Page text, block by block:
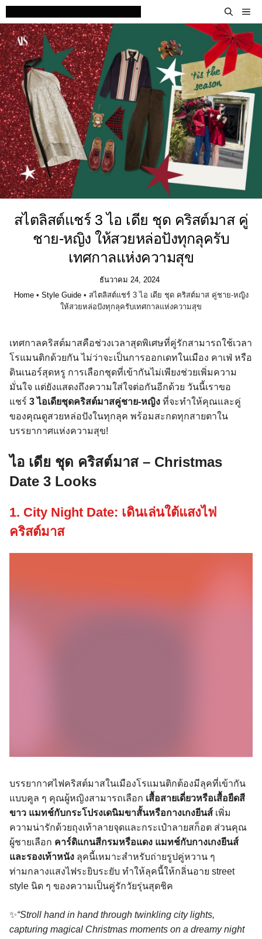
Skip
to
content
สไตลิสต์แชร์ 3 ไอ เดีย ชุด คริสต์มาส คู่
ชาย-หญิง ให้สวยหล่อปังทุกลุครับ
เทศกาลแห่งความสุข
ธันวาคม 24, 2024
Home• Style Guide• สไตลิสต์แชร์ 3 ไอ เดีย ชุด คริสต์มาส คู่ชาย-หญิง
ให้สวยหล่อปังทุกลุครับเทศกาลแห่งความสุข
เทศกาลคริสต์มาสคือช่วงเวลาสุดพิเศษที่คู่รักสามารถใช้เวลา
โรแมนติกด้วยกัน ไม่ว่าจะเป็นการออกเดทในเมือง คาเฟ่ หรือ
ดินเนอร์สุดหรู การเลือกชุดที่เข้ากันไม่เพียงช่วยเพิ่มความ
มั่นใจ แต่ยังแสดงถึงความใส่ใจต่อกันอีกด้วย วันนี้เราขอ
แชร์ 3 ไอเดียชุดคริสต์มาสคู่ชาย-หญิง ที่จะทำให้คุณและคู่
ของคุณดูสวยหล่อปังในทุกลุค พร้อมสะกดทุกสายตาใน
บรรยากาศแห่งความสุข!
ไอ เดีย ชุด คริสต์มาส – Christmas
Date 3 Looks
1. City Night Date: เดินเล่นใต้แสงไฟ
คริสต์มาส
บรรยากาศไฟคริสต์มาสในเมืองโรแมนติกต้องมีลุคที่เข้ากัน
แบบคูล ๆ คุณผู้หญิงสามารถเลือก เสื้อสายเดี่ยวหรือเสื้อยืดสี
ขาว แมทช์กับกระโปรงเดนิมขาสั้นหรือกางเกงยีนส์ เพิ่ม
ความน่ารักด้วยถุงเท้าลายจุดและกระเป๋าลายสก็อต ส่วนคุณ
ผู้ชายเลือก คาร์ดิแกนสีกรมหรือแดง แมทช์กับกางเกงยีนส์
และรองเท้าหนัง ลุคนี้เหมาะสำหรับถ่ายรูปคู่หวาน ๆ
ท่ามกลางแสงไฟระยิบระยับ ทำให้ลุคนี้ให้กลิ่นอาย street
style นิด ๆ ของความเป็นคู่รักวัยรุ่นสุดชิค
✨“Stroll hand in hand through twinkling city lights,
capturing magical Christmas moments on a dreamy night